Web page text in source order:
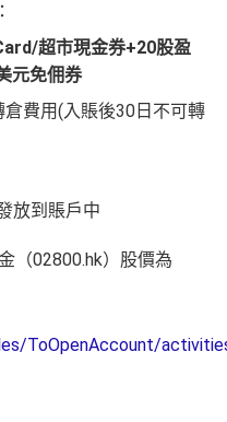
超市現金券+20股盈
元免佣券
費用(入賬後30日不可轉
放到賬戶中
（02800.hk）股價為
ToOpenAccount/